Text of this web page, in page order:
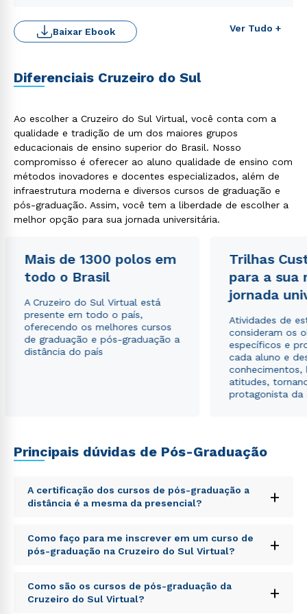
Ver Tudo +
Baixar Ebook
Diferenciais Cruzeiro do Sul
Ao escolher a Cruzeiro do Sul Virtual, você conta com a
qualidade e tradição de um dos maiores grupos
educacionais de ensino superior do Brasil. Nosso
compromisso é oferecer ao aluno qualidade de ensino com
métodos inovadores e docentes especializados, além de
infraestrutura moderna e diversos cursos de graduação e
pós-graduação. Assim, você tem a liberdade de escolher a
melhor opção para sua jornada universitária.
Mais de 1300 polos em
todo o Brasil
A Cruzeiro do Sul Virtual está
presente em todo o país,
oferecendo os melhores cursos
de graduação e pós-graduação a
distância do país
Trilhas
para a sua
jornada
Atividades de
consideram os
específicos e
cada aluno e
conhecimentos,
atitudes,
protagonista da
Principais dúvidas de Pós-Graduação
A certificação dos cursos de pós-graduação a
distância é a mesma da presencial?
+
Sed ut perspiciatis unde omnis iste natus error sit
voluptatem accusantium doloremque laudantium,
totam rem aperiam, eaque ipsa quae ab illo inventore
explicabo. Nemo enim ipsam voluptatem quia
voluptas sit aspernatur aut odit aut fugit, sed quia
Como faço para me inscrever em um curso de
pós-graduação na Cruzeiro do Sul Virtual?
+
Sed ut perspiciatis unde omnis iste natus error sit
voluptatem accusantium doloremque laudantium,
Como são os cursos de pós-graduação da
Cruzeiro do Sul Virtual?
+
Rápido e fácil
WhatsApp
ou
autorizo que meus dados sejam utilizados para o
envio de conteúdos da Cruzeiro do Sul.